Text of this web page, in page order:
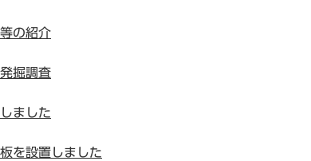
の紹介
掘調査
ました
を設置しました